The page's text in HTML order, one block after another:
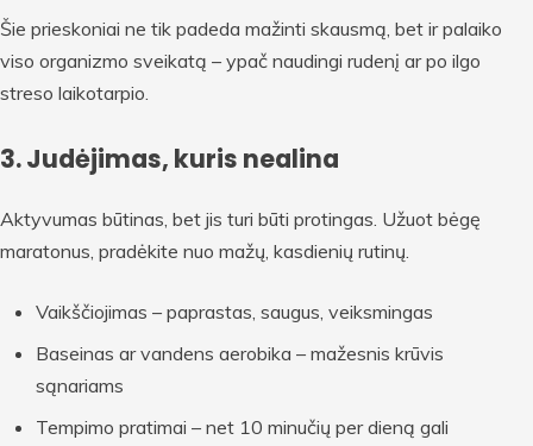
Šie prieskoniai ne tik padeda mažinti skausmą, bet ir palaiko
viso organizmo sveikatą – ypač naudingi rudenį ar po ilgo
streso laikotarpio.
3. Judėjimas, kuris nealina
Aktyvumas būtinas, bet jis turi būti protingas. Užuot bėgę
maratonus, pradėkite nuo mažų, kasdienių rutinų.
Vaikščiojimas – paprastas, saugus, veiksmingas
Baseinas ar vandens aerobika – mažesnis krūvis
sąnariams
Tempimo pratimai – net 10 minučių per dieną gali